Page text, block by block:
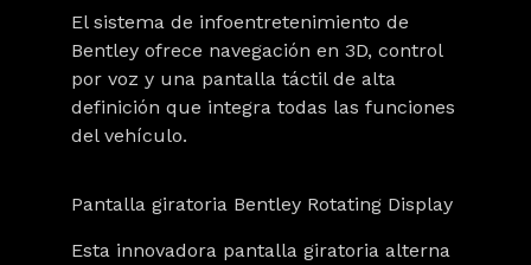
El sistema de infoentretenimiento de
Bentley ofrece navegación en 3D, control
por voz y una pantalla táctil de alta
definición que integra todas las funciones
del vehículo.
Pantalla giratoria Bentley Rotating Display
Esta innovadora pantalla giratoria alterna